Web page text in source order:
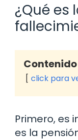
¿Qué es
click para
Primero, es
es la